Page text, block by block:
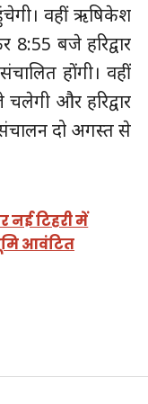
वहीं ऋषिकेश
बजे हरिद्वार
होंगी। वहीं
और हरिद्वार
दो अगस्त से
नई टिहरी में
आवंटित